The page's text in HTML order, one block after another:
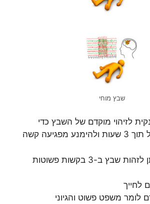
שבץ מוחי
לזיהוי מוקדם של השבץ כדי
קשה
ע"פ הרופאים ניתן לזהות שבץ ב-3 בקשות פשוטות